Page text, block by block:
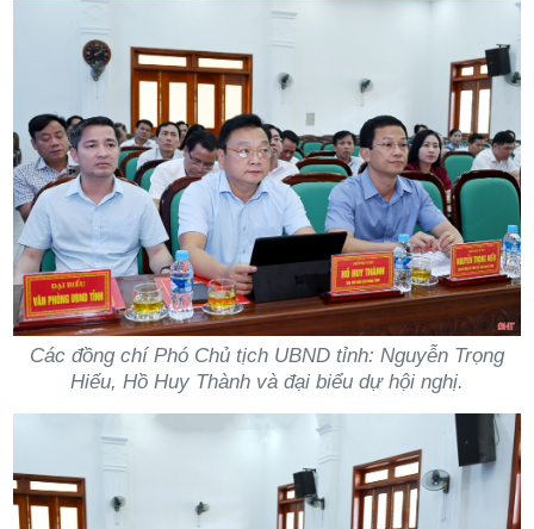
Các đồng chí Phó Chủ tịch UBND tỉnh: Nguyễn Trọng
Hiếu, Hồ Huy Thành và đại biểu dự hội nghị.